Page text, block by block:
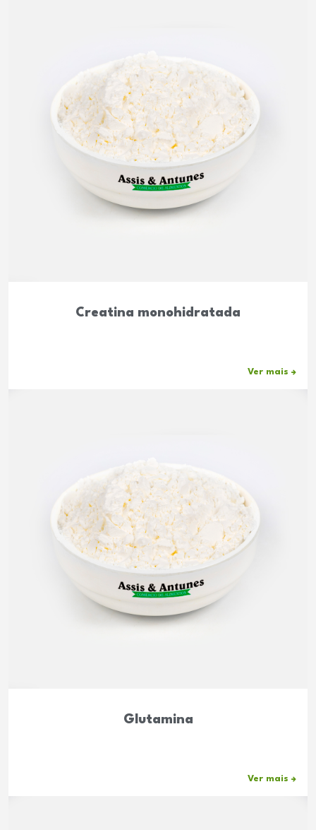
Creatina monohidratada
Ver mais
Glutamina
Ver mais